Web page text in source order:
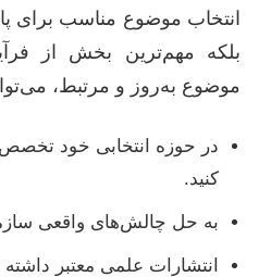
انتخاب موضوع مناسب برای
بلکه مهم‌ترین بخش از
موضوع به‌روز و مرتبط،
در حوزه انتخابی خود
کنید.
به حل چالش‌های واقعی
انتشارات علمی معتبر